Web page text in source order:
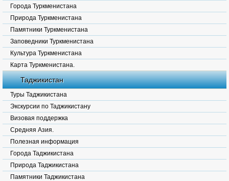
Города Туркменистана
Природа Туркменистана
Памятники Туркменистана
Заповедники Туркменистана
Культура Туркменистана
Карта Туркменистана.
Таджикистан
Туры Таджикистана
Экскурсии по Таджикистану
Визовая поддержка
Средняя Азия.
Полезная информация
Города Таджикистана
Природа Таджикистана
Памятники Таджикистана